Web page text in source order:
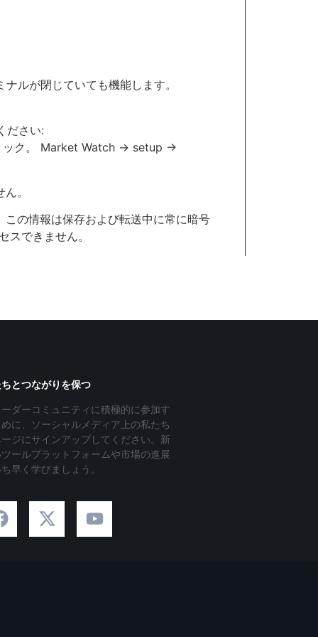
ルが閉じていても機能します。
ださい:
ク。 Market Watch -> setup ->
。
の情報は保存および転送中に常に暗号
できません。
とつながりを保つ
ーダーコミュニティに積極的に参加す
めに、ソーシャルメディア上の私たち
ジにサインアップしてください。新
ツールプラットフォームや市場の進展
早く学びましょう。